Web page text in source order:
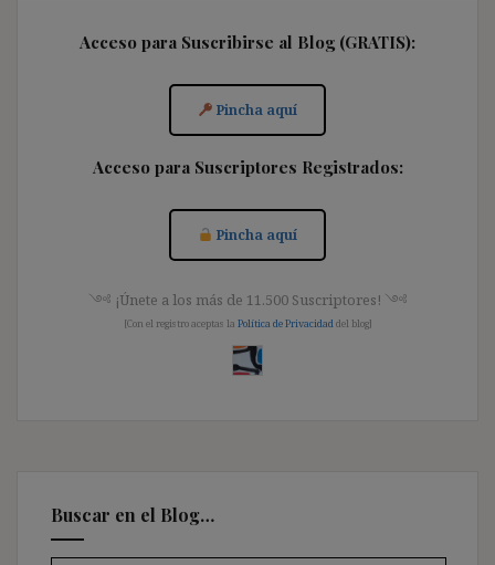
Acceso para Suscribirse al Blog (GRATIS):
Pincha aquí
Acceso para Suscriptores Registrados:
Pincha aquí
༺ ¡Únete a los más de 11.500 Suscriptores! ༺
[Con el registro aceptas la Política de Privacidad del blog]
Buscar en el Blog…